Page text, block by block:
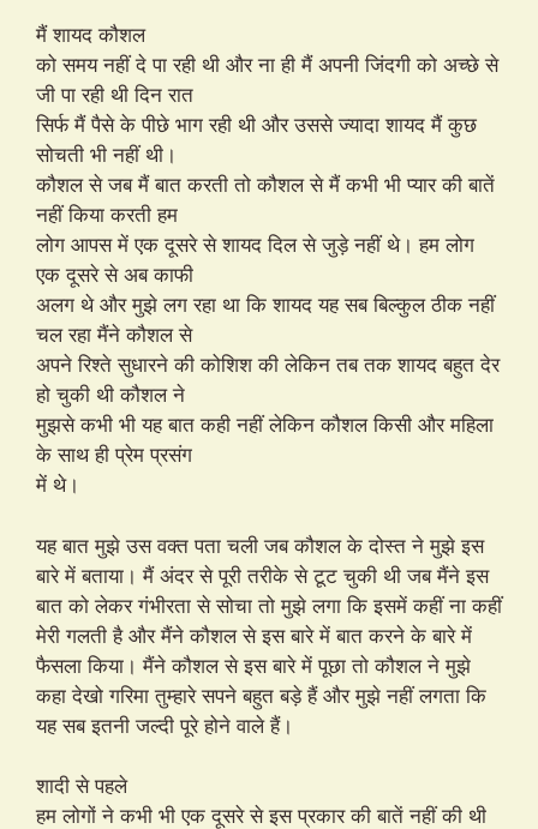
मैं शायद कौशल
को समय नहीं दे पा रही थी और ना ही मैं अपनी जिंदगी को अच्छे से
जी पा रही थी दिन रात
सिर्फ मैं पैसे के पीछे भाग रही थी और उससे ज्यादा शायद मैं कुछ
सोचती भी नहीं थी।
कौशल से जब मैं बात करती तो कौशल से मैं कभी भी प्यार की बातें
नहीं किया करती हम
लोग आपस में एक दूसरे से शायद दिल से जुड़े नहीं थे। हम लोग
एक दूसरे से अब काफी
अलग थे और मुझे लग रहा था कि शायद यह सब बिल्कुल ठीक नहीं
चल रहा मैंने कौशल से
अपने रिश्ते सुधारने की कोशिश की लेकिन तब तक शायद बहुत देर
हो चुकी थी कौशल ने
मुझसे कभी भी यह बात कही नहीं लेकिन कौशल किसी और महिला
के साथ ही प्रेम प्रसंग
में थे।
यह बात मुझे उस वक्त पता चली जब कौशल के दोस्त ने मुझे इस
बारे में बताया। मैं अंदर से पूरी तरीके से टूट चुकी थी जब मैंने इस
बात को लेकर गंभीरता से सोचा तो मुझे लगा कि इसमें कहीं ना कहीं
मेरी गलती है और मैंने कौशल से इस बारे में बात करने के बारे में
फैसला किया। मैंने कौशल से इस बारे में पूछा तो कौशल ने मुझे
कहा देखो गरिमा तुम्हारे सपने बहुत बड़े हैं और मुझे नहीं लगता कि
यह सब इतनी जल्दी पूरे होने वाले हैं।
शादी से पहले
हम लोगों ने कभी भी एक दूसरे से इस प्रकार की बातें नहीं की थी